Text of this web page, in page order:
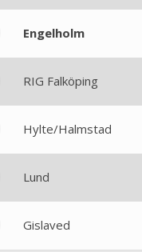
Engelholm
RIG Falköping
Hylte/Halmstad
Lund
Gislaved